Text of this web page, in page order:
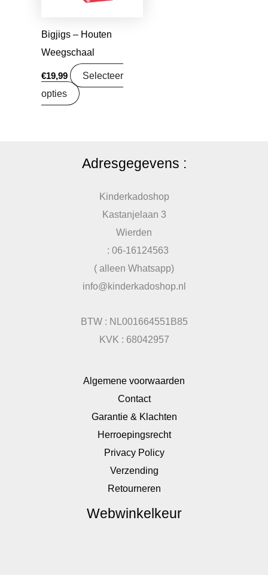
Bigjigs – Houten
Weegschaal
€19,99
Selecteer
opties
Adresgegevens :
Kinderkadoshop
Kastanjelaan 3
Wierden
: 06-16124563
( alleen Whatsapp)
info@kinderkadoshop.nl
BTW : NL001664551B85
KVK : 68042957
Algemene voorwaarden
Contact
Garantie & Klachten
Herroepingsrecht
Privacy Policy
Verzending
Retourneren
Webwinkelkeur